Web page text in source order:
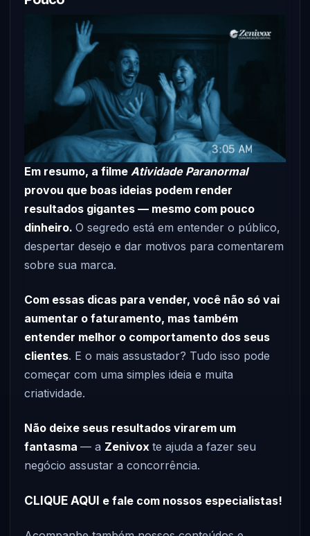
Em resumo, a filme Atividade Paranormal
provou que boas ideias podem render
resultados gigantes — mesmo com pouco
dinheiro. O segredo está em entender o público,
despertar desejo e dar motivos para comentarem
sobre sua marca.
Com essas dicas para vender, você não só vai
aumentar o faturamento, mas também
entender melhor o comportamento dos seus
clientes. E o mais assustador? Tudo isso pode
começar com uma simples ideia e muita
criatividade.
Não deixe seus resultados virarem um
fantasma — a Zenivox te ajuda a fazer seu
negócio assustar a concorrência.
CLIQUE AQUI e fale com nossos especialistas!